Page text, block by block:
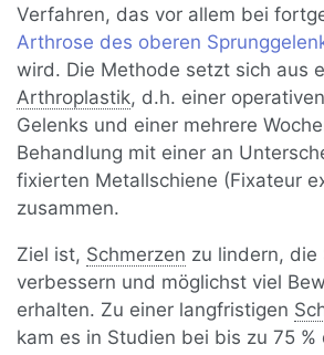
Verfahren, das vor allem bei
Arthrose des oberen
wird. Die Methode setzt sich aus
Arthroplastik, d.h. einer
Gelenks und einer mehrere
Behandlung mit einer an
fixierten Metallschiene (Fixateur
zusammen.
Ziel ist, Schmerzen zu lindern,
verbessern und möglichst viel
erhalten. Zu einer langfristigen
kam es in Studien bei bis zu 75